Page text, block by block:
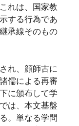
れは、国家教
する行為であ
承線そのもの
れ、顔師古に
儒による再審
に頒布して学
は、本文基盤
。単なる学問